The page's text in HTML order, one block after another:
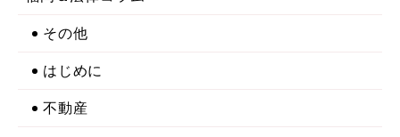
その他
はじめに
不動産